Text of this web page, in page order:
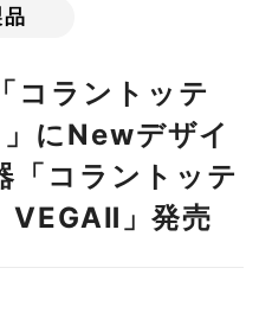
コラントッテ
にNewデザイ
「コラントッテ
VEGAⅡ」発売